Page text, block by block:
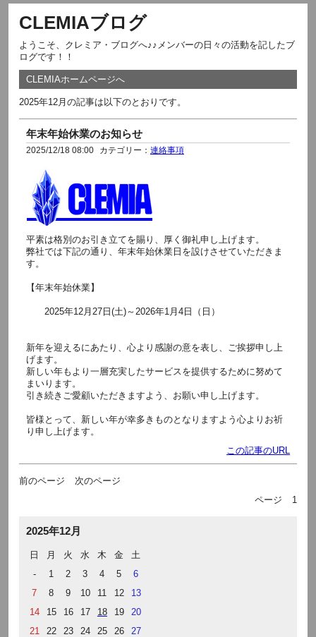
CLEMIAブログ
ようこそ、クレミア・ブログへ♪♪メンバーの日々の活動を記したブ
ログです！！
CLEMIAホームページへ
2025年12月の記事は以下のとおりです。
年末年始休業のお知らせ
2025/12/18 08:00 カテゴリー： 連絡事項
平素は格別のお引き立てを賜り、厚く御礼申し上げます。
弊社では下記の通り、年末年始休業日を設けさせていただきま
す。
【年末年始休業】
2025年12月27日(土)～2026年1月4日（日）
新年を迎えるにあたり、心より感謝の意を表し、ご挨拶申し上
げます。
新しい年もより一層充実したサービスを提供するために努めて
まいります。
引き続きご愛顧いただきますよう、お願い申し上げます。
皆様とって、新しい年が幸多きものとなりますよう心よりお祈
り申し上げます。
この記事のURL
前のページ
次のページ
ページ
1
2025年12月
日 月 火 水 木 金
土
-
1 2 3 4 5
6
7
8 9 10 11 12
13
14
15 16 17 18 19
20
21
22 23 24 25 26
27